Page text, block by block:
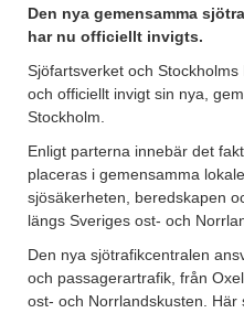
Den nya gemensamma
har nu officiellt invigts.
Sjöfartsverket och
och officiellt invigt sin nya,
Stockholm.
Enligt parterna innebär det
placeras i gemensamma
sjösäkerheten, beredskapen
längs Sveriges ost- och
Den nya sjötrafikcentralen
och passagerartrafik, från
ost- och Norrlandskusten. Här